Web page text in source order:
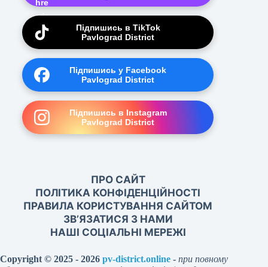
Підпишись в TikTok
Pavlograd District
Підпишись у Facebook
Pavlograd District
Підпишись в Instagram
Pavlograd District
ПРО САЙТ
ПОЛІТИКА КОНФІДЕНЦІЙНОСТІ
ПРАВИЛА КОРИСТУВАННЯ САЙТОМ
ЗВ’ЯЗАТИСЯ З НАМИ
НАШІ СОЦІАЛЬНІ МЕРЕЖІ
Copyright © 2025 - 2026 pv-district.online - при повному